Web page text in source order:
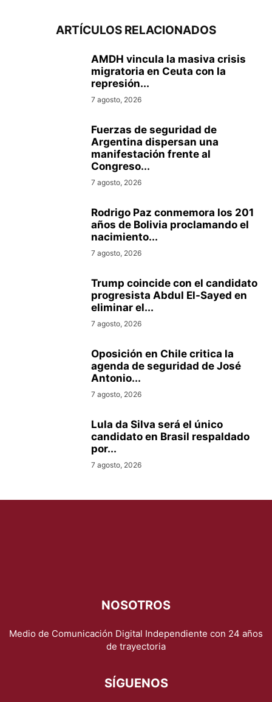
ARTÍCULOS RELACIONADOS
AMDH vincula la masiva crisis
migratoria en Ceuta con la
represión...
7 agosto, 2026
Fuerzas de seguridad de
Argentina dispersan una
manifestación frente al
Congreso...
7 agosto, 2026
Rodrigo Paz conmemora los 201
años de Bolivia proclamando el
nacimiento...
7 agosto, 2026
Trump coincide con el candidato
progresista Abdul El-Sayed en
eliminar el...
7 agosto, 2026
Oposición en Chile critica la
agenda de seguridad de José
Antonio...
7 agosto, 2026
Lula da Silva será el único
candidato en Brasil respaldado
por...
7 agosto, 2026
NOSOTROS
Medio de Comunicación Digital Independiente con 24 años
de trayectoria
SÍGUENOS